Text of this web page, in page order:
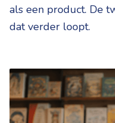
als een product. De
dat verder loopt.